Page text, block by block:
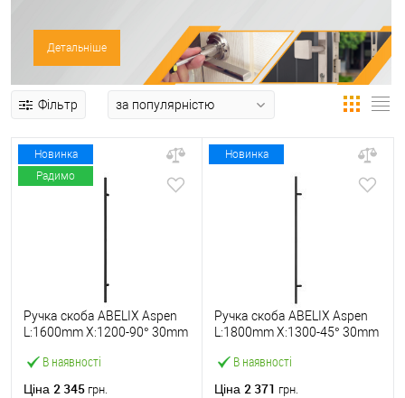
Детальніше
Фільтр
Новинка
Радимо
В наявності
Ручка скоба ABELIX Aspen
L:1600mm X:1200-90° 30mm
Ціна 2 345 грн.
Новинка
В наявності
Ручка скоба ABELIX Aspen
L:1800mm X:1300-45° 30mm
Ціна 2 371 грн.